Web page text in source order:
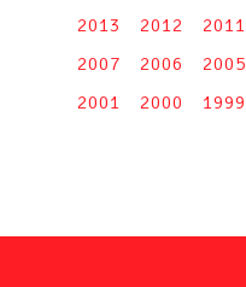
2013
2012 2011
2007
2006 2005
2001
2000 1999